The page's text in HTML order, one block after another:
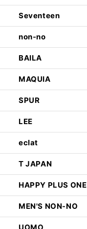
Seventeen
non-no
BAILA
MAQUIA
SPUR
LEE
eclat
T JAPAN
HAPPY PLUS ONE
MEN'S NON-NO